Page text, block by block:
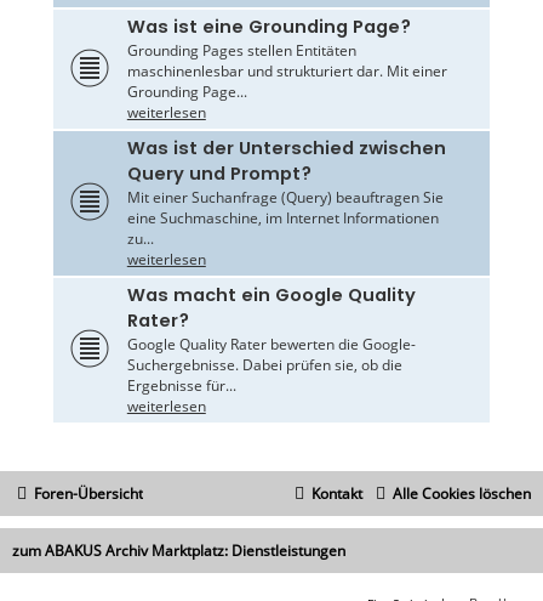
Was ist eine Grounding Page?
Grounding Pages stellen Entitäten
maschinenlesbar und strukturiert dar. Mit einer
Grounding Page...
weiterlesen
Was ist der Unterschied zwischen
Query und Prompt?
Mit einer Suchanfrage (Query) beauftragen Sie
eine Suchmaschine, im Internet Informationen
zu...
weiterlesen
Was macht ein Google Quality
Rater?
Google Quality Rater bewerten die Google-
Suchergebnisse. Dabei prüfen sie, ob die
Ergebnisse für...
weiterlesen
Foren-Übersicht Alle Cookies löschen
Kontakt
zum ABAKUS Archiv Marktplatz: Dienstleistungen